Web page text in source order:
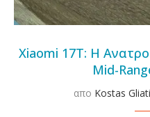
Xiaomi 17T: Η
Mid-
απο Kostas